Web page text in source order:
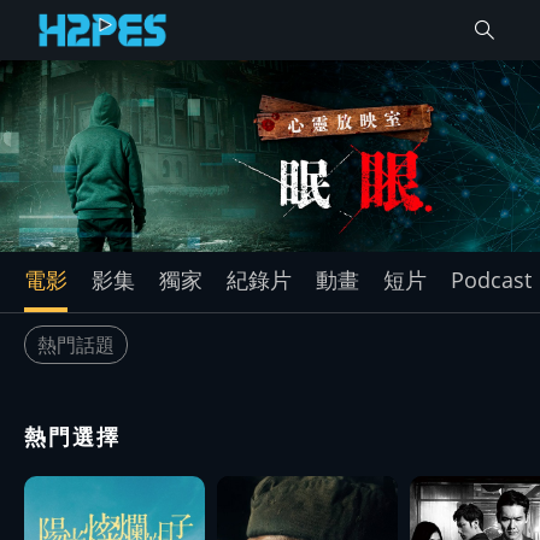
電影 影集 獨家 紀錄片 動畫 短片 Podcast
熱門話題
熱門選擇